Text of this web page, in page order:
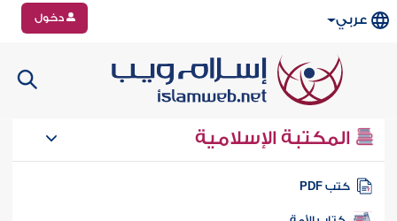
عربي دخول
المكتبة الإسلامية
كتب PDF